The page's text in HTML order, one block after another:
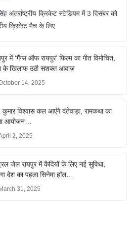
अंतर्राष्ट्रीय क्रिकेट स्टेडियम में 3 दिसंबर को
क्रिकेट मैच के लिए
में ‘गैंग्स ऑफ रायपुर’ फिल्म का गीत विमोचित,
के खिलाफ उठी सशक्त आवाज़
14, 2025
कुमार विश्वास कल आएंगे दंतेवाड़ा, रामकथा का
आयोजन…
2, 2025
जेल रायपुर में कैदियों के लिए नई सुविधा,
देश का पहला सिनेमा हॉल…
March 31, 2025